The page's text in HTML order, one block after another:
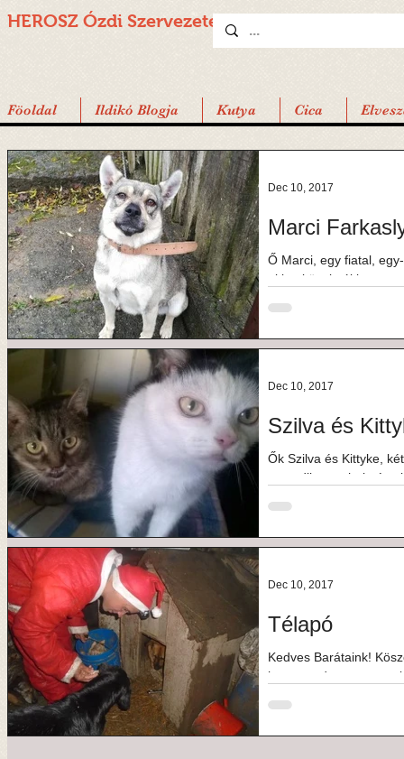
HEROSZ Ózdi Szervezete
Föoldal Ildikó Blogja Kutya Cica
Marci
Ő Marci, egy fiatal,
akit a közelmúltban
Dec 10, 2017
Szilva és
Ők Szilva és Kittyke,
a gazdija meghalt, és
Dec 10, 2017
Télapó
Kedves Barátaink!
hogy gazdagon
Dec 10, 2017